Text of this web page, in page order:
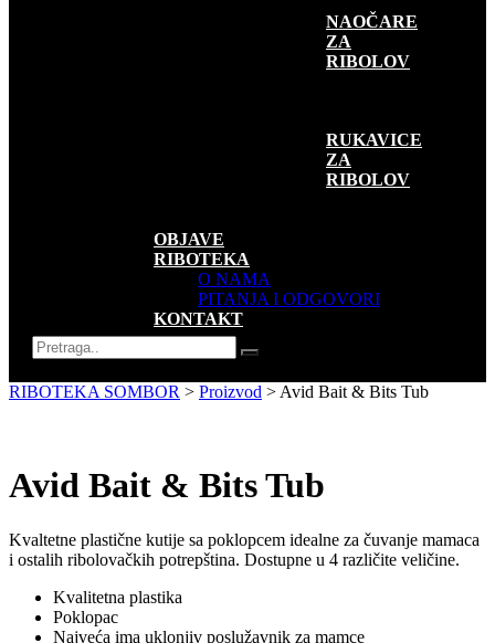
NAOČARE
ZA
RIBOLOV
RUKAVICE
ZA
RIBOLOV
OBJAVE
RIBOTEKA
O NAMA
PITANJA I ODGOVORI
KONTAKT
RIBOTEKA SOMBOR > Proizvod > Avid Bait & Bits Tub
Avid Bait & Bits Tub
Kvaltetne plastične kutije sa poklopcem idealne za čuvanje mamaca
i ostalih ribolovačkih potrepština. Dostupne u 4 različite veličine.
Kvalitetna plastika
Poklopac
Najveća ima uklonjiv poslužavnik za mamce